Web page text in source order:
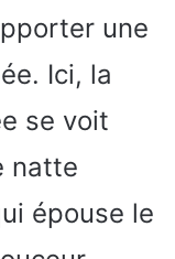
une
Ici, la
se voit
natte
épouse le